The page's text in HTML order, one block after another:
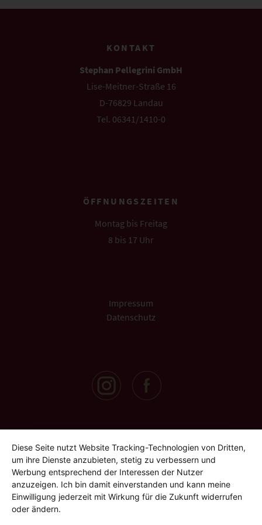
KONTAKT
Stephan Pellegrini GmbH
Lise-Meitner-Straße 16
D-76829 Landau
Tel. 06341/1410-0
ÖFFNUNGSZEITEN
Montag bis Freitag
8 bis 17 Uhr
Impressum
Datenschutz
Diese Seite nutzt Website Tracking-Technologien von Dritten,
um ihre Dienste anzubieten, stetig zu verbessern und
Werbung entsprechend der Interessen der Nutzer
anzuzeigen. Ich bin damit einverstanden und kann meine
Einwilligung jederzeit mit Wirkung für die Zukunft widerrufen
oder ändern.